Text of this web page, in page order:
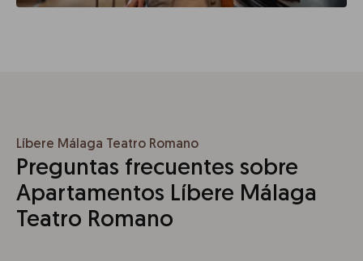
Líbere Málaga Teatro Romano
Preguntas frecuentes sobre
Apartamentos Líbere Málaga
Teatro Romano